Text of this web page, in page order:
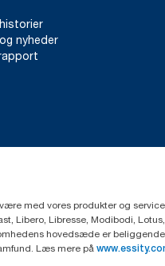
nyheder
med vores produkter og
Libero, Libresse, Modibodi,
hovedsæde er
Læs mere på